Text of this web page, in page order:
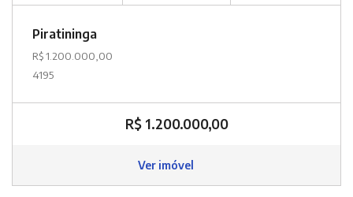
Piratininga
R$ 1.200.000,00
4195
R$ 1.200.000,00
Ver imóvel